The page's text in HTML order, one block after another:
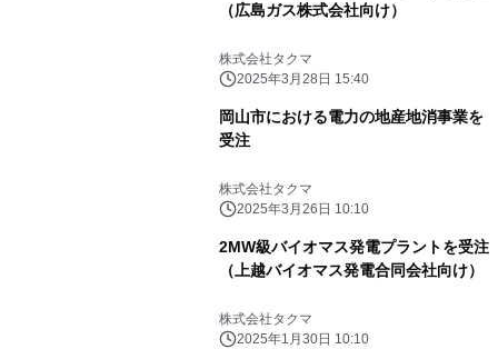
（広島ガス株式会社向け）
株式会社タクマ
2025年3月28日 15:40
岡山市における電力の地産地消事業を
受注
株式会社タクマ
2025年3月26日 10:10
2MW級バイオマス発電プラントを受注
（上越バイオマス発電合同会社向け）
株式会社タクマ
2025年1月30日 10:10